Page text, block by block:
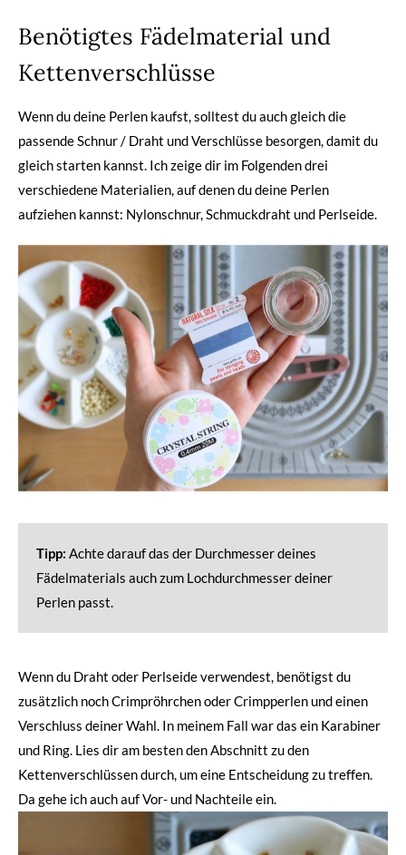
Benötigtes Fädelmaterial und
Kettenverschlüsse
Wenn du deine Perlen kaufst, solltest du auch gleich die
passende Schnur / Draht und Verschlüsse besorgen, damit du
gleich starten kannst. Ich zeige dir im Folgenden drei
verschiedene Materialien, auf denen du deine Perlen
aufziehen kannst: Nylonschnur, Schmuckdraht und Perlseide.
Tipp: Achte darauf das der Durchmesser deines
Fädelmaterials auch zum Lochdurchmesser deiner
Perlen passt.
Wenn du Draht oder Perlseide verwendest, benötigst du
zusätzlich noch Crimpröhrchen oder Crimpperlen und einen
Verschluss deiner Wahl. In meinem Fall war das ein Karabiner
und Ring. Lies dir am besten den Abschnitt zu den
Kettenverschlüssen durch, um eine Entscheidung zu treffen.
Da gehe ich auch auf Vor- und Nachteile ein.